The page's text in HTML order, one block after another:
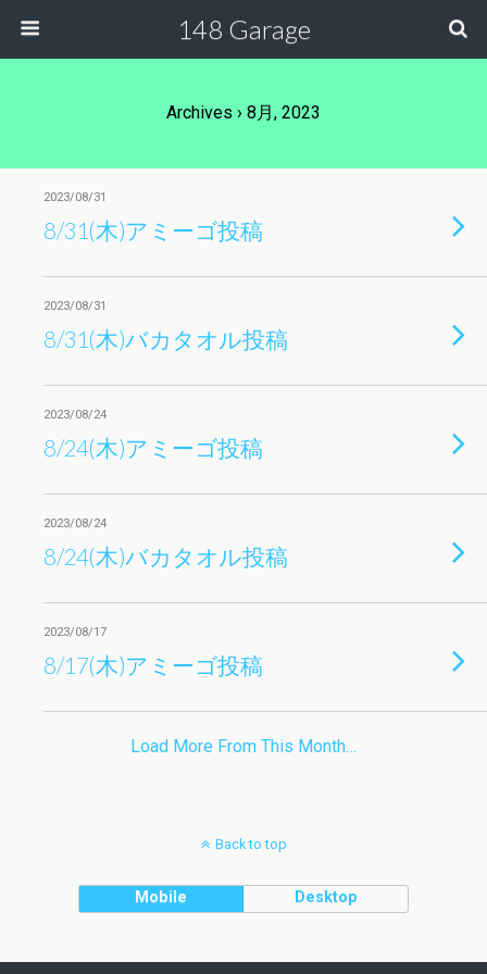
148 Garage
Archives › 8月, 2023
2023/08/31
8/31(木)アミーゴ投稿
2023/08/31
8/31(木)バカタオル投稿
2023/08/24
8/24(木)アミーゴ投稿
2023/08/24
8/24(木)バカタオル投稿
2023/08/17
8/17(木)アミーゴ投稿
Load More From This Month…
Back to top
Mobile Desktop